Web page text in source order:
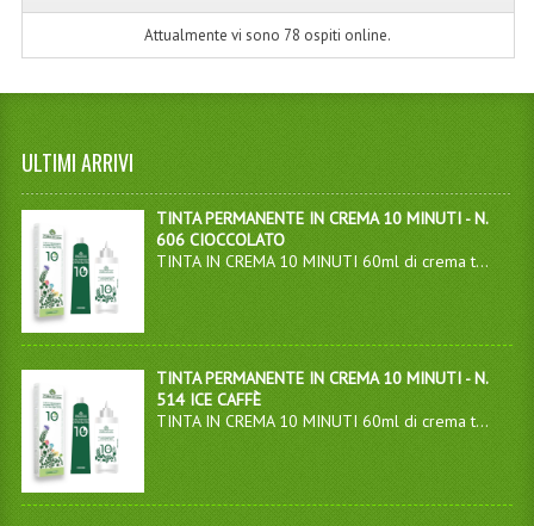
Attualmente vi sono 78 ospiti online.
ULTIMI ARRIVI
TINTA PERMANENTE IN CREMA 10 MINUTI - N.
606 CIOCCOLATO
TINTA IN CREMA 10 MINUTI 60ml di crema t...
TINTA PERMANENTE IN CREMA 10 MINUTI - N.
514 ICE CAFFÈ
TINTA IN CREMA 10 MINUTI 60ml di crema t...